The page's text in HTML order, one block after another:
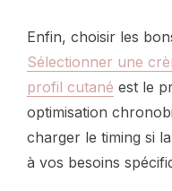
Enfin, choisir les
Sélectionner une
profil cutané est le
optimisation
charger le timing si
à vos besoins